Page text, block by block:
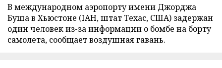
В международном аэропорту имени Джорджа
Буша в Хьюстоне (IAH, штат Техас, США) задержан
один человек из-за информации о бомбе на борту
самолета, сообщает воздушная гавань.